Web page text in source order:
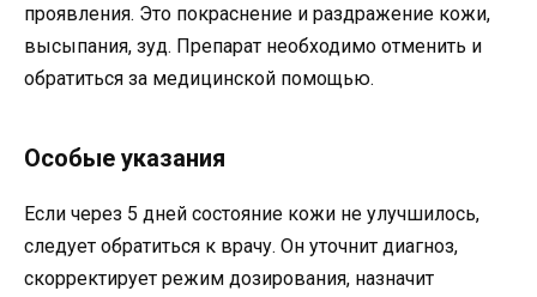
проявления. Это покраснение и раздражение кожи,
высыпания, зуд. Препарат необходимо отменить и
обратиться за медицинской помощью.
Особые указания
Если через 5 дней состояние кожи не улучшилось,
следует обратиться к врачу. Он уточнит диагноз,
скорректирует режим дозирования, назначит